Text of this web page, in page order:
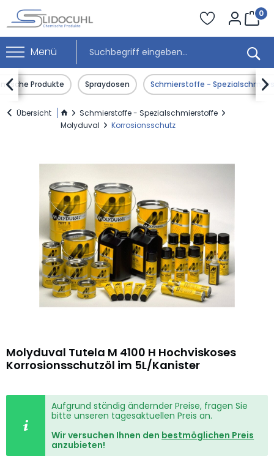
Menü
0
Produkte Spraydosen Schmierstoffe -
 
Übersicht
Schmierstoffe - Spezialschmierstoffe
Molyduval
Korrosionsschutz
Molyduval Tutela M 4100 H Hochviskoses
Korrosionsschutzöl im 5L/Kanister
Aufgrund ständig ändernder Preise, fragen Sie
bitte unseren tagesaktuellen Preis an.
Wir versuchen Ihnen den bestmöglichen Preis
anzubieten!